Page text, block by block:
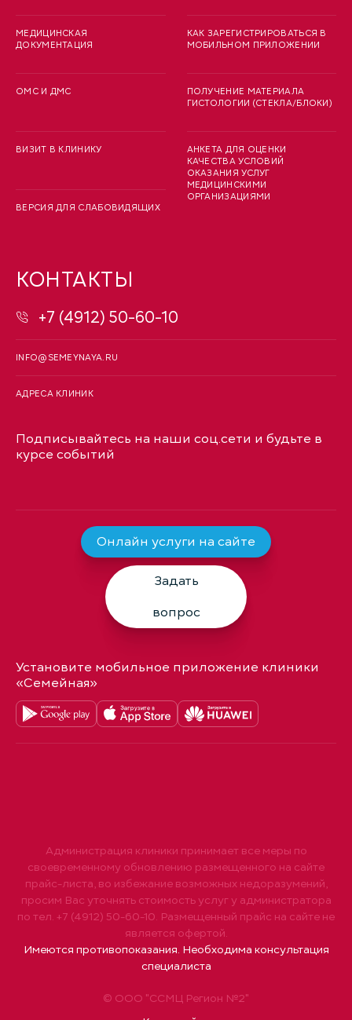
МЕДИЦИНСКАЯ
ДОКУМЕНТАЦИЯ
ОМС И ДМС
ВИЗИТ В КЛИНИКУ
ВЕРСИЯ ДЛЯ СЛАБОВИДЯЩИХ
КАК ЗАРЕГИСТРИРОВАТЬСЯ В
МОБИЛЬНОМ ПРИЛОЖЕНИИ
ПОЛУЧЕНИЕ МАТЕРИАЛА
ГИСТОЛОГИИ (СТЕКЛА/БЛОКИ)
АНКЕТА ДЛЯ ОЦЕНКИ
КАЧЕСТВА УСЛОВИЙ
ОКАЗАНИЯ УСЛУГ
МЕДИЦИНСКИМИ
ОРГАНИЗАЦИЯМИ
КОНТАКТЫ
+7 (4912) 50-60-10
INFO@SEMEYNAYA.RU
АДРЕСА КЛИНИК
Подписывайтесь на наши соц.сети и будьте в
курсе событий
Онлайн услуги на сайте
Задать
вопрос
Установите мобильное приложение клиники
«Семейная»
© ООО "ССМЦ Регион №2"
Администрация клиники принимает все меры по
своевременному обновлению размещенного на сайте
прайс-листа, во избежание возможных недоразумений,
просим Вас уточнять стоимость услуг у администратора
по тел. +7 (4912) 50-60-10. Размещенный прайс на сайте не
является офертой.
Имеются противопоказания. Необходима консультация
специалиста